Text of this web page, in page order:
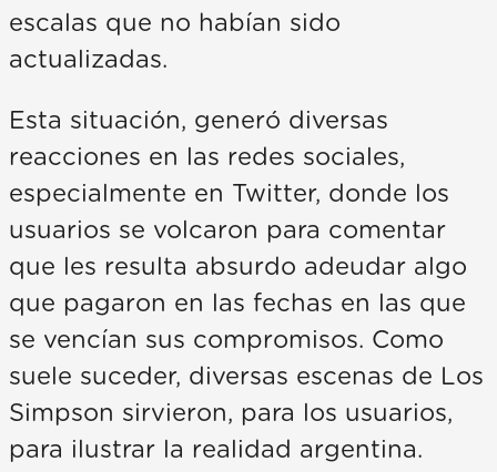
escalas que no habían sido
actualizadas.
Esta situación, generó diversas
reacciones en las redes sociales,
especialmente en Twitter, donde los
usuarios se volcaron para comentar
que les resulta absurdo adeudar algo
que pagaron en las fechas en las que
se vencían sus compromisos. Como
suele suceder, diversas escenas de Los
Simpson sirvieron, para los usuarios,
para ilustrar la realidad argentina.